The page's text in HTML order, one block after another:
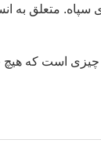
سپاه.
همان چیزی است که